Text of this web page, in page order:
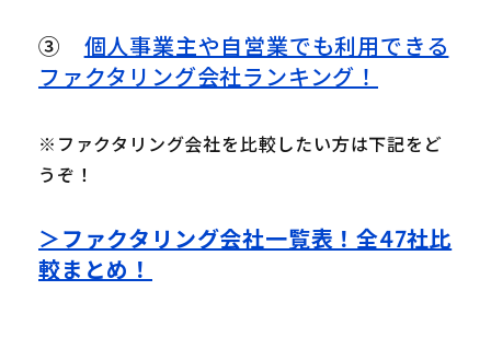
③個人事業主や自営業でも利用できる
ファクタリング会社ランキング！
※ファクタリング会社を比較したい方は下記をど
うぞ！
＞ファクタリング会社一覧表！全47社比
較まとめ！